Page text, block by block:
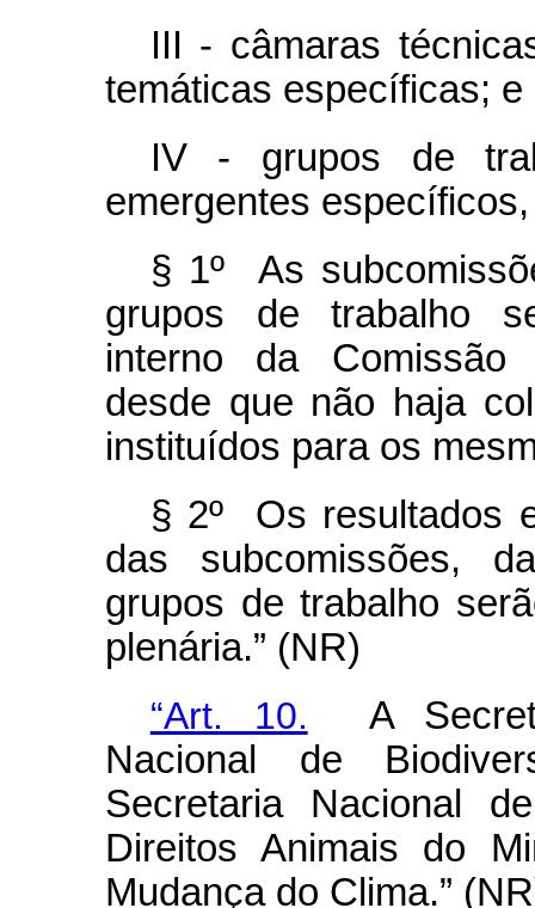
III - câmaras
temáticas específicas; e
IV - grupos de
emergentes
§ 1º As
grupos de trabalho
interno da Comissão
desde que não haja
instituídos para os
§ 2º Os resultados
das subcomissões,
grupos de trabalho
plenária.” (NR)
“Art. 10. A
Nacional de
Secretaria Nacional
Direitos Animais do
Mudança do Clima.”